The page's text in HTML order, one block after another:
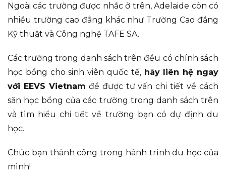
Ngoài các trường được nhắc ở trên, Adelaide còn có
nhiều trường cao đẳng khác như Trường Cao đẳng
Kỹ thuật và Công nghệ TAFE SA.
Các trường trong danh sách trên đều có chính sách
học bổng cho sinh viên quốc tế, hãy liên hệ ngay
với EEVS Vietnam để được tư vấn chi tiết về cách
săn học bổng của các trường trong danh sách trên
và tìm hiểu chi tiết về trường bạn có dự định du
học.
Chúc bạn thành công trong hành trình du học của
mình!